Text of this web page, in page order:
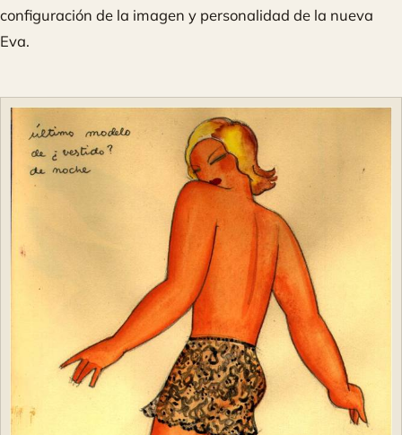
configuración de la imagen y personalidad de la nueva
Eva.